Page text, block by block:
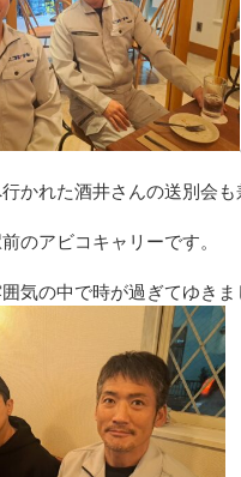
かれた酒井さんの送別会も
のアビコキャリーです。
気の中で時が過ぎてゆきま